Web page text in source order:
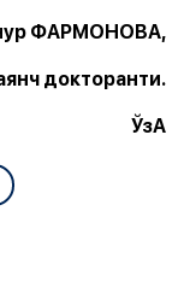
ФАРМОНОВА,
докторанти.
ЎзА